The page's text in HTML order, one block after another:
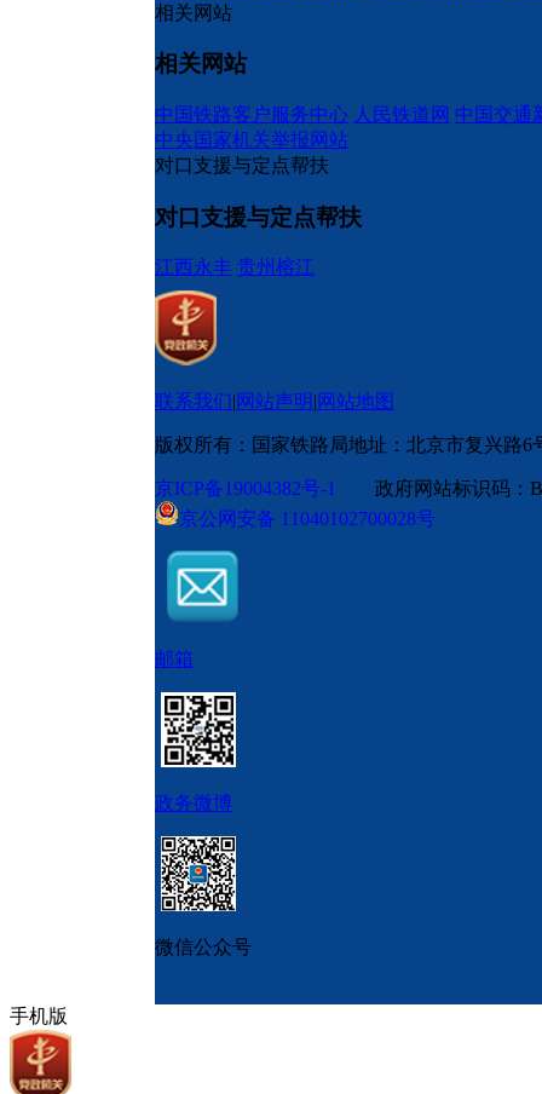
相关网站
相关网站
中国铁路客户服务中心 人民铁道网 中国交通
中央国家机关举报网站
对口支援与定点帮扶
对口支援与定点帮扶
江西永丰 贵州榕江
联系我们 网站声明 网站地图
版权所有：国家铁路局地址：北京市复兴路6
京ICP备19004382号-1 政府网站标识码
京公网安备 11040102700028号
邮箱
政务微博
微信公众号
手机版